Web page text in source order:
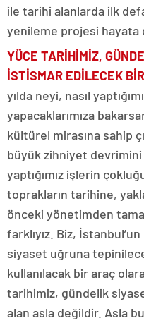
ile tarihi alanlarda ilk
yenileme projesi hayata
YÜCE TARİHİMİZ,
İSTİSMAR EDİLECEK
yılda neyi, nasıl
yapacaklarımıza
kültürel mirasına sahip
büyük zihniyet
yaptığımız işlerin
toprakların tarihine,
önceki yönetimden
farklıyız. Biz,
siyaset uğruna
kullanılacak bir araç
tarihimiz, gündelik
alan asla değildir. Asla